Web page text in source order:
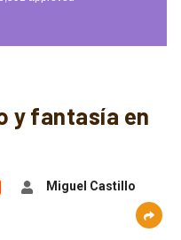
y fantasía en
Miguel Castillo